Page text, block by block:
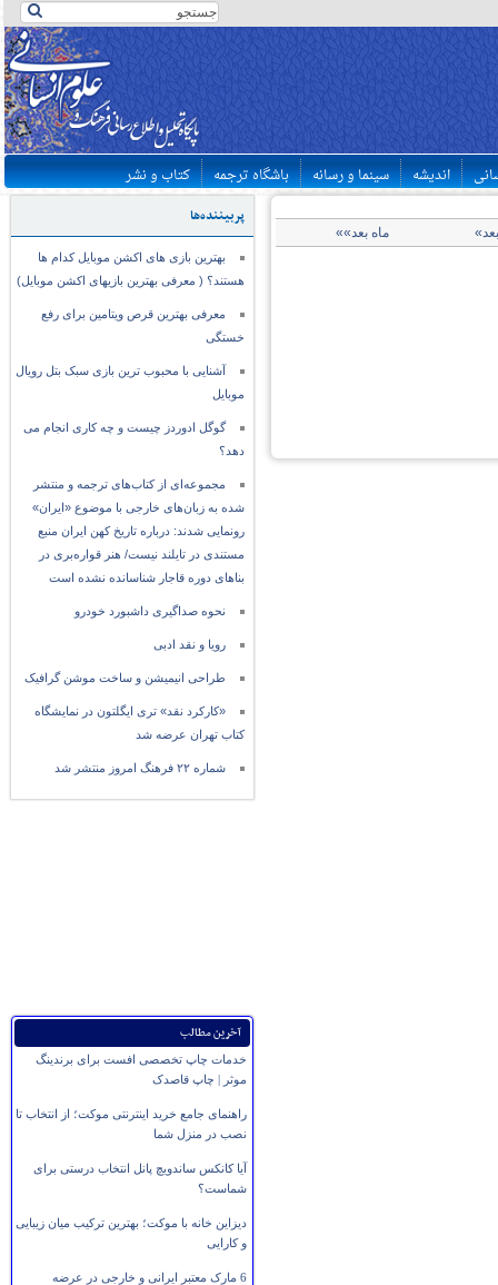
اندیشه سینما و رسانه باشگاه ترجمه کتاب و نشر
پربیننده‌ها
بهترین بازی های اکشن موبایل کدام ها
هستند؟ ( معرفی بهترین بازیهای اکشن موبایل)
معرفی بهترین قرص ویتامین برای رفع
خستگی
آشنایی با محبوب ترین بازی سبک بتل رویال
موبایل
گوگل ادوردز چیست و چه کاری انجام می
دهد؟
مجموعه‌ای از کتاب‌های ترجمه و منتشر
شده به زبان‌های خارجی با موضوع «ایران»
رونمایی شدند: درباره تاریخ کهن ایران منبع
مستندی در تایلند نیست/ هنر قواره‌بری در
بناهای دوره قاجار شناسانده نشده است
نحوه صداگیری داشبورد خودرو
رویا و نقد ادبی
طراحی انیمیشن و ساخت موشن گرافیک
«کارکرد نقد» تری ایگلتون در نمایشگاه
کتاب تهران عرضه شد
شماره ۲۲ فرهنگ امروز منتشر شد
آخرین مطالب
خدمات چاپ تخصصی افست برای برندینگ
موثر | چاپ قاصدک
راهنمای جامع خرید اینترنتی موکت؛ از انتخاب تا
نصب در منزل شما
آیا کانکس ساندویچ پانل انتخاب درستی برای
شماست؟
دیزاین خانه با موکت؛ بهترین ترکیب میان زیبایی
و کارایی
6 مارک معتبر ایرانی و خارجی در عرضه
ماه بعد»»